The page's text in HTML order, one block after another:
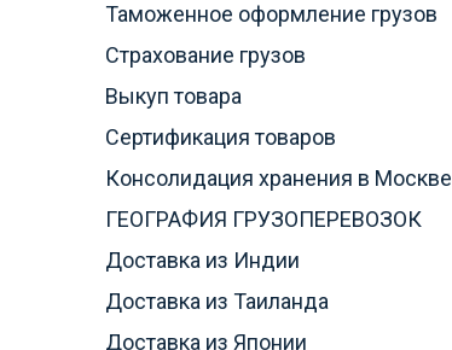
Таможенное оформление грузов
Страхование грузов
Выкуп товара
Сертификация товаров
Консолидация хранения в Москве
ГЕОГРАФИЯ ГРУЗОПЕРЕВОЗОК
Доставка из Индии
Доставка из Таиланда
Доставка из Японии